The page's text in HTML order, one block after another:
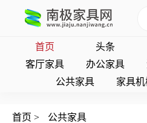
首页 头条
客厅家具
办公家具
公共家具
家具
首页 > 公共家具